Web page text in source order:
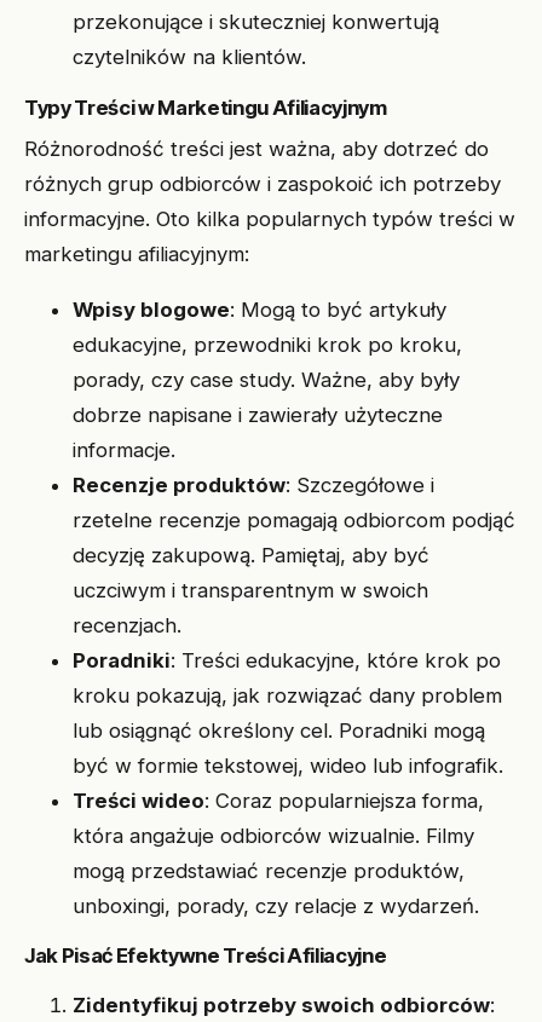
przekonujące i skuteczniej konwertują
czytelników na klientów.
Typy Treści w Marketingu Afiliacyjnym
Różnorodność treści jest ważna, aby dotrzeć do
różnych grup odbiorców i zaspokoić ich potrzeby
informacyjne. Oto kilka popularnych typów treści w
marketingu afiliacyjnym:
Wpisy blogowe: Mogą to być artykuły
edukacyjne, przewodniki krok po kroku,
porady, czy case study. Ważne, aby były
dobrze napisane i zawierały użyteczne
informacje.
Recenzje produktów: Szczegółowe i
rzetelne recenzje pomagają odbiorcom podjąć
decyzję zakupową. Pamiętaj, aby być
uczciwym i transparentnym w swoich
recenzjach.
Poradniki: Treści edukacyjne, które krok po
kroku pokazują, jak rozwiązać dany problem
lub osiągnąć określony cel. Poradniki mogą
być w formie tekstowej, wideo lub infografik.
Treści wideo: Coraz popularniejsza forma,
która angażuje odbiorców wizualnie. Filmy
mogą przedstawiać recenzje produktów,
unboxingi, porady, czy relacje z wydarzeń.
Jak Pisać Efektywne Treści Afiliacyjne
Zidentyfikuj potrzeby swoich odbiorców: